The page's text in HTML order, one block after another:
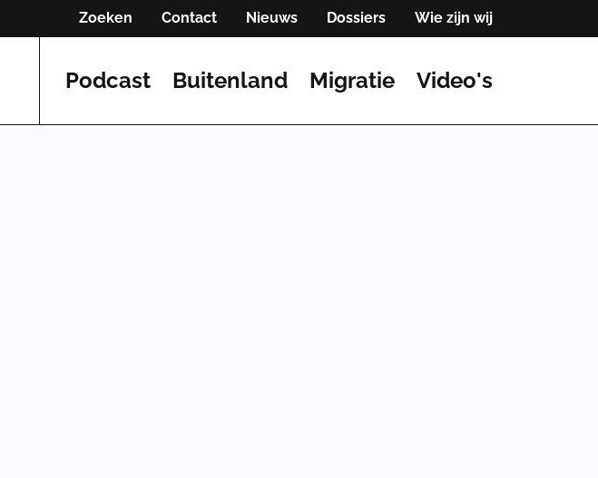
Zoeken Contact Nieuws Dossiers Wie zijn wij
Podcast Buitenland Migratie Video's